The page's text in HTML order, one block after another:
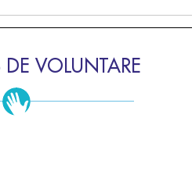
DE VOLUNTARE